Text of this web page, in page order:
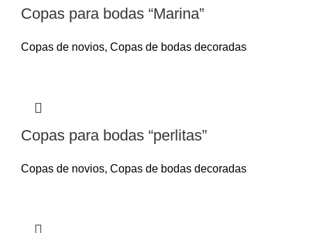
Copas para bodas “Marina”
Copas de novios, Copas de bodas decoradas
Copas para bodas “perlitas”
Copas de novios, Copas de bodas decoradas